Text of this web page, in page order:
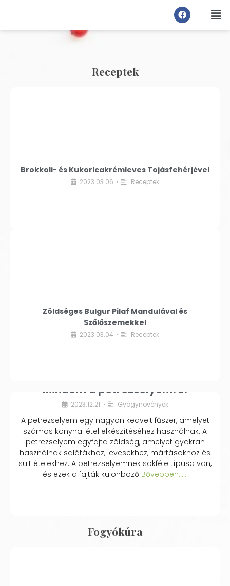
Receptek
Brokkoli- és Kukoricakrémleves Tojásfehérjével
2023.03.06. • Receptek
Zöldséges Bulgur Pilaf Mandulával és
Szőlőszemekkel
2023.03.04. • Receptek
Mindent a petrezselyemről
2023.12.21. • Gyógynövények
A petrezselyem egy nagyon kedvelt fűszer, amelyet
számos konyhai étel elkészítéséhez használnak. A
petrezselyem egyfajta zöldség, amelyet gyakran
használnak salátákhoz, levesekhez, mártásokhoz és
sült ételekhez. A petrezselyemnek sokféle típusa van,
és ezek a fajták különbözőBővebben...…
Fogyókúra